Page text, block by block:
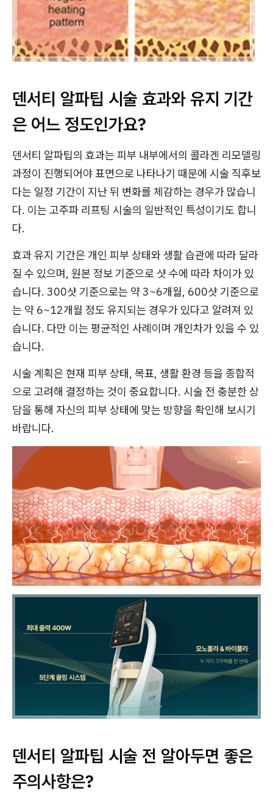
덴서티 알파팁 시술 효과와 유지 기간
은 어느 정도인가요?
덴서티 알파팁의 효과는 피부 내부에서의 콜라겐 리모델링
과정이 진행되어야 표면으로 나타나기 때문에 시술 직후보
다는 일정 기간이 지난 뒤 변화를 체감하는 경우가 많습니
다. 이는 고주파 리프팅 시술의 일반적인 특성이기도 합니
다.
효과 유지 기간은 개인 피부 상태와 생활 습관에 따라 달라
질 수 있으며, 원본 정보 기준으로 샷 수에 따라 차이가 있
습니다. 300샷 기준으로는 약 3~6개월, 600샷 기준으로
는 약 6~12개월 정도 유지되는 경우가 있다고 알려져 있
습니다. 다만 이는 평균적인 사례이며 개인차가 있을 수 있
습니다.
시술 계획은 현재 피부 상태, 목표, 생활 환경 등을 종합적
으로 고려해 결정하는 것이 중요합니다. 시술 전 충분한 상
담을 통해 자신의 피부 상태에 맞는 방향을 확인해 보시기
바랍니다.
덴서티 알파팁 시술 전 알아두면 좋은
주의사항은?